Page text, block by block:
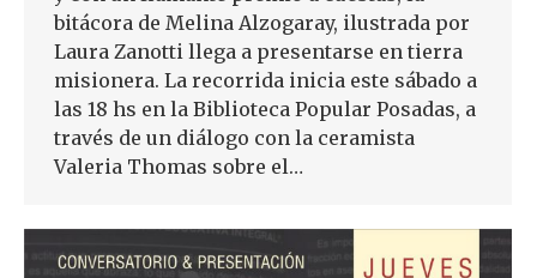
bitácora de Melina Alzogaray, ilustrada por
Laura Zanotti llega a presentarse en tierra
misionera. La recorrida inicia este sábado a
las 18 hs en la Biblioteca Popular Posadas, a
través de un diálogo con la ceramista
Valeria Thomas sobre el…